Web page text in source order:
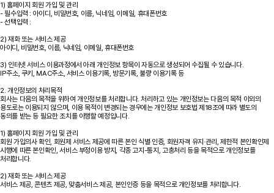
1) 홈페이지 회원 가입 및 관리
- 필수입력 : 아이디, 비밀번호, 이름, 닉네임, 이메일, 휴대폰번호
- 선택입력 :
2) 재화 또는 서비스 제공
아이디, 비밀번호, 이름, 닉네임, 이메일, 휴대폰번호
3) 인터넷 서비스 이용과정에서 아래 개인정보 항목이 자동으로 생성되어 수집될 수 있습니다.
IP주소, 쿠키, MAC주소, 서비스 이용기록, 방문기록, 불량 이용기록 등
2. 개인정보의 처리목적
회사는 다음의 목적을 위하여 개인정보를 처리합니다. 처리하고 있는 개인정보는 다음의 목적 이외의
용도로는 이용되지 않으며, 이용 목적이 변경되는 경우에는 개인정보 보호법 제18조에 따라 별도의
동의를 받는 등 필요한 조치를 이행할 예정입니다.
1) 홈페이지 회원 가입 및 관리
회원 가입의사 확인, 회원제 서비스 제공에 따른 본인 식별·인증, 회원자격 유지·관리, 제한적 본인확인제
시행에 따른 본인확인, 서비스 부정이용 방지, 각종 고지-통지, 고충처리 등을 목적으로 개인정보를
처리합니다.
2) 재화 또는 서비스 제공
서비스 제공, 콘텐츠 제공, 맞춤서비스 제공, 본인인증 등을 목적으로 개인정보를 처리합니다.